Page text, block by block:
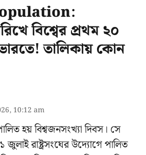
বিশ্বের প্রথম ২০
তালিকায় কোন
10:12 am
হয় বিশ্বজনসংখ্যা দিবস। সে
রাষ্ট্রসংঘের উদ্যোগে পালিত